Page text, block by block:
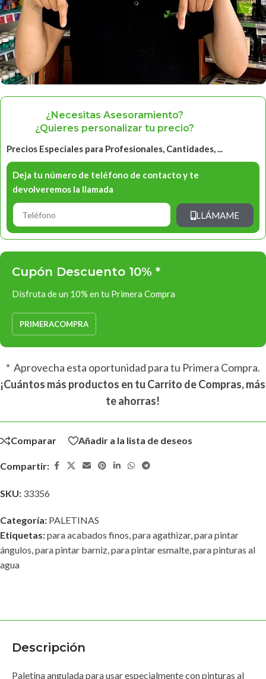
¿Necesitas Asesoramiento?
¿Quieres personalizar tu precio?
Precios Especiales para Profesionales, Cantidades, ...
Deja tu número de teléfono de contacto y te
devolveremos la llamada
LLÁMAME
Cupón Descuento 10% *
Disfruta de un 10% en tu Primera Compra
PRIMERACOMPRA
* Aprovecha esta oportunidad para tu Primera Compra.
¡Cuántos más productos en tu Carrito de Compras, más
te ahorras!
Comparar Añadir a la lista de deseos
Compartir:
SKU: 33356
Categoría: PALETINAS
Etiquetas:para acabados finos para agathizar, para pintar
ángulos para pintar barniz para pintar esmalte para pinturas al
agua
Descripción
Paletina angulada para usar especialmente con pinturas al